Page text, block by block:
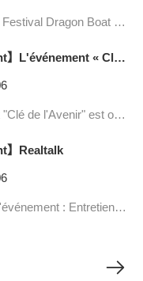
Dragon Boat 20
】L'événement « Clé
！
"Clé de l'Avenir" est org
】Realtalk
: Entretien e